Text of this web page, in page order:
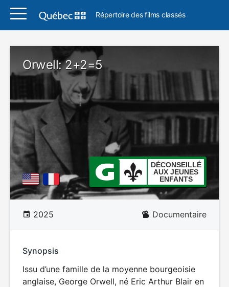
Répertoire des films classés
Orwell: 2+2=5
DÉCONSEILLÉ
AUX JEUNES
ENFANTS
2025 Documentaire
Synopsis
Issu d’une famille de la moyenne bourgeoisie
anglaise, George Orwell, né Eric Arthur Blair en